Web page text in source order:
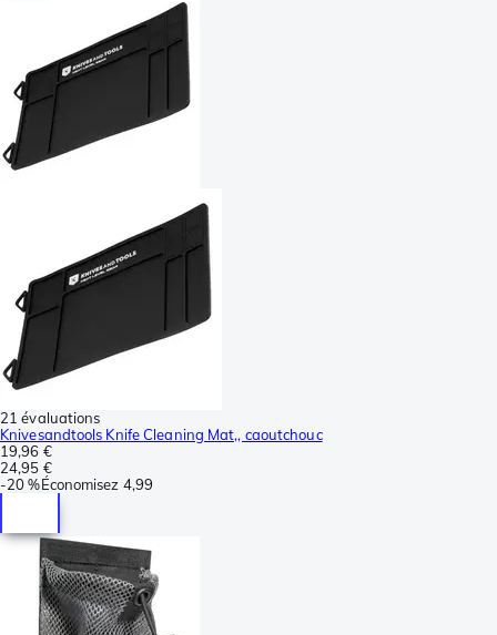
21 évaluations
Knivesandtools Knife Cleaning Mat,, caoutchouc
19,96 €
24,95 €
-20 %Économisez 4,99